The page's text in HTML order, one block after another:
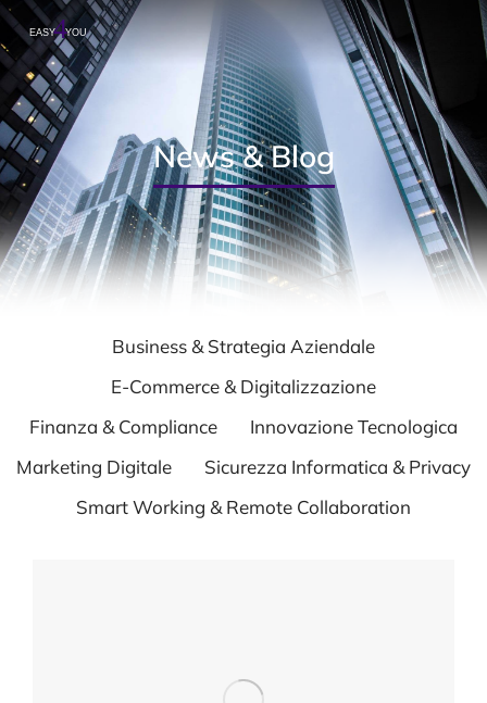
News & Blog
Business & Strategia Aziendale
E-Commerce & Digitalizzazione
Finanza & Compliance
Innovazione Tecnologica
Marketing Digitale
Sicurezza Informatica & Privacy
Smart Working & Remote Collaboration